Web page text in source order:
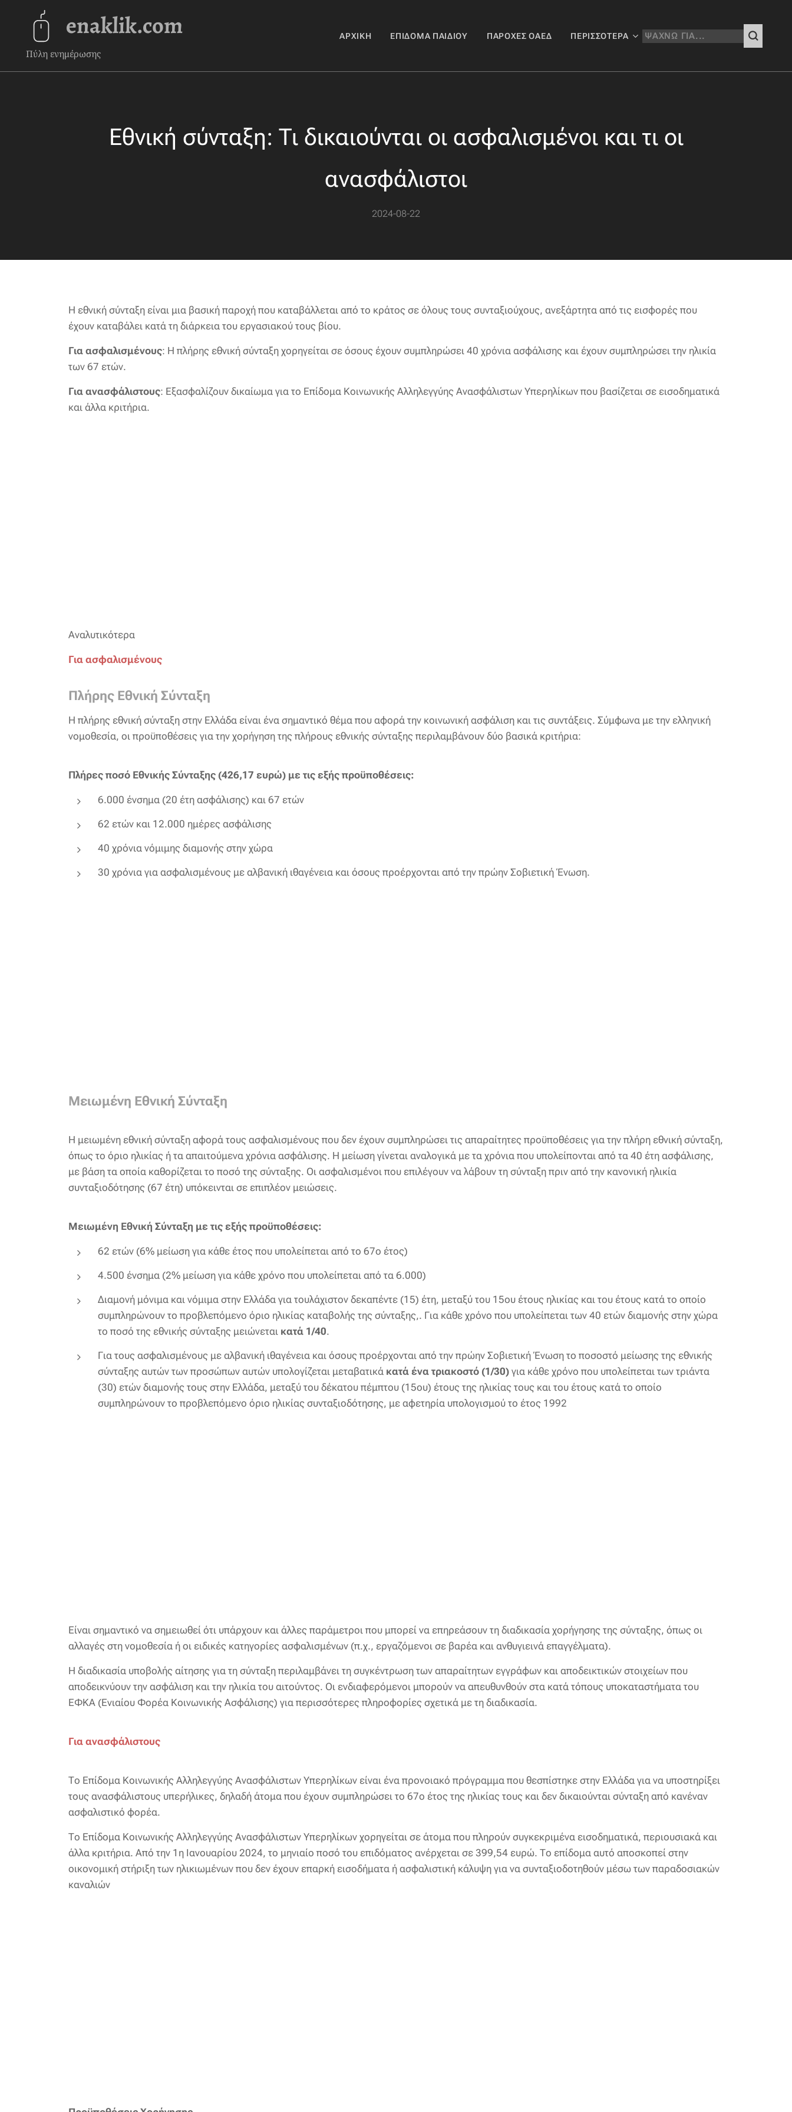
enaklik.com
Πύλη ενημέρωσης
ΑΡΧΙΚΉ ΕΠΊΔΟΜΑ ΠΑΙΔΙΟΎ ΠΑΡΟΧΈΣ ΟΑΕΔ ΠΕΡΙΣΣΌΤΕΡΑ
Εθνική σύνταξη: Τι δικαιούνται οι ασφαλισμένοι και τι οι
ανασφάλιστοι
2024-08-22
Η εθνική σύνταξη είναι μια βασική παροχή που καταβάλλεται από το κράτος σε όλους τους συνταξιούχους, ανεξάρτητα από τις εισφορές που
έχουν καταβάλει κατά τη διάρκεια του εργασιακού τους βίου.
Για ασφαλισμένους: Η πλήρης εθνική σύνταξη χορηγείται σε όσους έχουν συμπληρώσει 40 χρόνια ασφάλισης και έχουν συμπληρώσει την ηλικία
των 67 ετών.
Για ανασφάλιστους: Εξασφαλίζουν δικαίωμα για το Επίδομα Κοινωνικής Αλληλεγγύης Ανασφάλιστων Υπερηλίκων που βασίζεται σε εισοδηματικά
και άλλα κριτήρια.
Αναλυτικότερα
Για ασφαλισμένους
Πλήρης Εθνική Σύνταξη
Η πλήρης εθνική σύνταξη στην Ελλάδα είναι ένα σημαντικό θέμα που αφορά την κοινωνική ασφάλιση και τις συντάξεις. Σύμφωνα με την ελληνική
νομοθεσία, οι προϋποθέσεις για την χορήγηση της πλήρους εθνικής σύνταξης περιλαμβάνουν δύο βασικά κριτήρια:
Πλήρες ποσό Εθνικής Σύνταξης (426,17 ευρώ) με τις εξής προϋποθέσεις:
6.000 ένσημα (20 έτη ασφάλισης) και 67 ετών
62 ετών και 12.000 ημέρες ασφάλισης
40 χρόνια νόμιμης διαμονής στην χώρα
30 χρόνια για ασφαλισμένους με αλβανική ιθαγένεια και όσους προέρχονται από την πρώην Σοβιετική Ένωση.
Μειωμένη Εθνική Σύνταξη
Η μειωμένη εθνική σύνταξη αφορά τους ασφαλισμένους που δεν έχουν συμπληρώσει τις απαραίτητες προϋποθέσεις για την πλήρη εθνική σύνταξη,
όπως το όριο ηλικίας ή τα απαιτούμενα χρόνια ασφάλισης. Η μείωση γίνεται αναλογικά με τα χρόνια που υπολείπονται από τα 40 έτη ασφάλισης,
με βάση τα οποία καθορίζεται το ποσό της σύνταξης. Οι ασφαλισμένοι που επιλέγουν να λάβουν τη σύνταξη πριν από την κανονική ηλικία
συνταξιοδότησης (67 έτη) υπόκεινται σε επιπλέον μειώσεις.
Μειωμένη Εθνική Σύνταξη με τις εξής προϋποθέσεις:
62 ετών (6% μείωση για κάθε έτος που υπολείπεται από το 67ο έτος)
4.500 ένσημα (2% μείωση για κάθε χρόνο που υπολείπεται από τα 6.000)
Διαμονή μόνιμα και νόμιμα στην Ελλάδα για τουλάχιστον δεκαπέντε (15) έτη, μεταξύ του 15ου έτους ηλικίας και του έτους κατά το οποίο
συμπληρώνουν το προβλεπόμενο όριο ηλικίας καταβολής της σύνταξης,. Για κάθε χρόνο που υπολείπεται των 40 ετών διαμονής στην χώρα
το ποσό της εθνικής σύνταξης μειώνεται κατά 1/40.
Για τους ασφαλισμένους με αλβανική ιθαγένεια και όσους προέρχονται από την πρώην Σοβιετική Ένωση το ποσοστό μείωσης της εθνικής
σύνταξης αυτών των προσώπων αυτών υπολογίζεται μεταβατικά κατά ένα τριακοστό (1/30) για κάθε χρόνο που υπολείπεται των τριάντα
(30) ετών διαμονής τους στην Ελλάδα, μεταξύ του δέκατου πέμπτου (15ου) έτους της ηλικίας τους και του έτους κατά το οποίο
συμπληρώνουν το προβλεπόμενο όριο ηλικίας συνταξιοδότησης, με αφετηρία υπολογισμού το έτος 1992
Είναι σημαντικό να σημειωθεί ότι υπάρχουν και άλλες παράμετροι που μπορεί να επηρεάσουν τη διαδικασία χορήγησης της σύνταξης, όπως οι
αλλαγές στη νομοθεσία ή οι ειδικές κατηγορίες ασφαλισμένων (π.χ., εργαζόμενοι σε βαρέα και ανθυγιεινά επαγγέλματα).
Η διαδικασία υποβολής αίτησης για τη σύνταξη περιλαμβάνει τη συγκέντρωση των απαραίτητων εγγράφων και αποδεικτικών στοιχείων που
αποδεικνύουν την ασφάλιση και την ηλικία του αιτούντος. Οι ενδιαφερόμενοι μπορούν να απευθυνθούν στα κατά τόπους υποκαταστήματα του
ΕΦΚΑ (Ενιαίου Φορέα Κοινωνικής Ασφάλισης) για περισσότερες πληροφορίες σχετικά με τη διαδικασία.
Για ανασφάλιστους
Το Επίδομα Κοινωνικής Αλληλεγγύης Ανασφάλιστων Υπερηλίκων είναι ένα προνοιακό πρόγραμμα που θεσπίστηκε στην Ελλάδα για να υποστηρίξει
τους ανασφάλιστους υπερήλικες, δηλαδή άτομα που έχουν συμπληρώσει το 67ο έτος της ηλικίας τους και δεν δικαιούνται σύνταξη από κανέναν
ασφαλιστικό φορέα.
Το Επίδομα Κοινωνικής Αλληλεγγύης Ανασφάλιστων Υπερηλίκων χορηγείται σε άτομα που πληρούν συγκεκριμένα εισοδηματικά, περιουσιακά και
άλλα κριτήρια. Από την 1η Ιανουαρίου 2024, το μηνιαίο ποσό του επιδόματος ανέρχεται σε 399,54 ευρώ. Το επίδομα αυτό αποσκοπεί στην
οικονομική στήριξη των ηλικιωμένων που δεν έχουν επαρκή εισοδήματα ή ασφαλιστική κάλυψη για να συνταξιοδοτηθούν μέσω των παραδοσιακών
καναλιών